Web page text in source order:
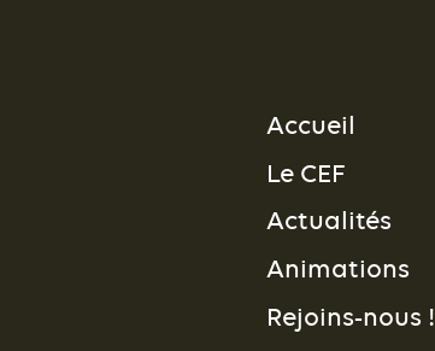
Accueil
Le CEF
Actualités
Animations
Rejoins-nous !